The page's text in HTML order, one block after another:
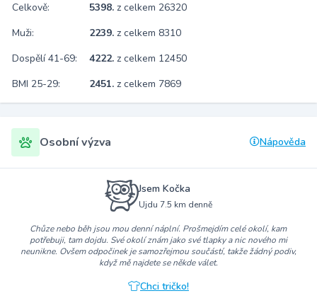
Celkově: 5398. z celkem 26320
Muži:
2239. z celkem 8310
Dospělí 41-69:
4222. z celkem 12450
BMI 25-29:
2451. z celkem 7869
Osobní výzva Nápověda
Jsem Kočka
Ujdu 7.5 km denně
Chůze nebo běh jsou mou denní náplní. Prošmejdím celé okolí, kam
potřebuji, tam dojdu. Své okolí znám jako své tlapky a nic nového mi
neunikne. Ovšem odpočinek je samozřejmou součástí, takže žádný podiv,
když mě najdete se někde válet.
Chci tričko!